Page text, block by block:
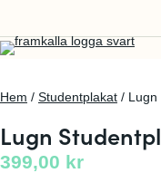
Hem / Studentplakat / Lugn
Lugn
399,00 kr